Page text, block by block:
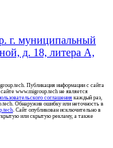
г. муниципальный
д. 18, литера А,
Публикация информации с сайта
www.migroup.tech не является
соглашения каждый раз,
Обнаружив ошибку или неточность в
. Сайт опубликован исключительно в
или скрытую рекламу, а также